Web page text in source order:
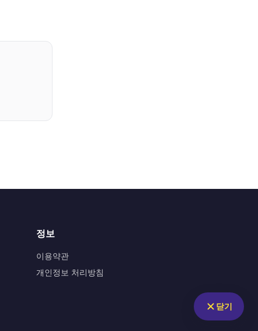
정보
이용약관
개인정보 처리방침
닫기